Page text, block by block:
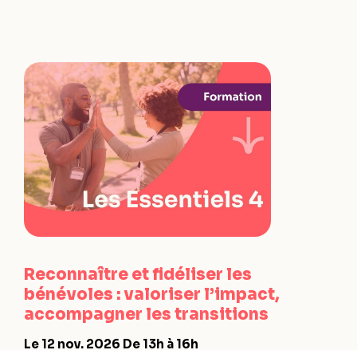
Reconnaître et fidéliser les
bénévoles : valoriser l’impact,
accompagner les transitions
Le 12 nov. 2026 De 13h à 16h